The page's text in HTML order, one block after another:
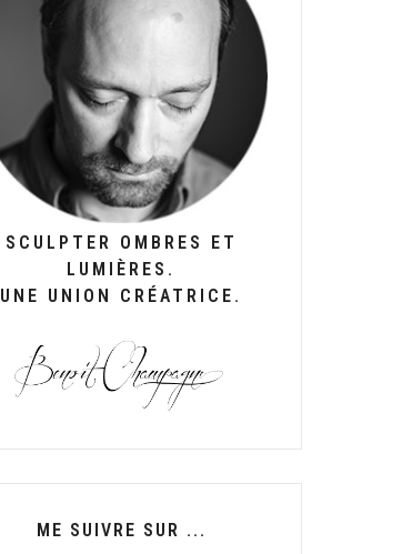
SCULPTER OMBRES ET
LUMIÈRES.
UNE UNION CRÉATRICE.
ME SUIVRE SUR ...